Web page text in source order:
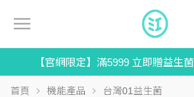
【官網限定】滿5999 立即贈益生
首頁 機能產品 台灣01益生菌